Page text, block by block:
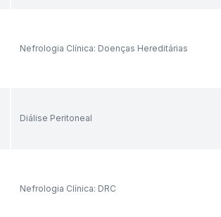
Nefrologia Clínica: Doenças Hereditárias
Diálise Peritoneal
Nefrologia Clínica: DRC